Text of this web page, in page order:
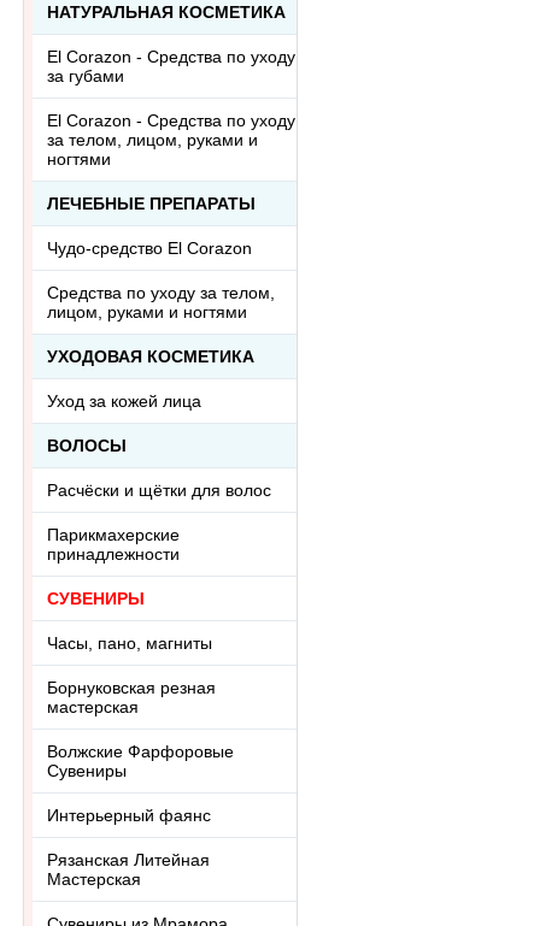
НАТУРАЛЬНАЯ КОСМЕТИКА
El Corazon - Средства по уходу
за губами
El Corazon - Средства по уходу
за телом, лицом, руками и
ногтями
ЛЕЧЕБНЫЕ ПРЕПАРАТЫ
Чудо-средство El Corazon
Средства по уходу за телом,
лицом, руками и ногтями
УХОДОВАЯ КОСМЕТИКА
Уход за кожей лица
ВОЛОСЫ
Расчёски и щётки для волос
Парикмахерские
принадлежности
СУВЕНИРЫ
Часы, пано, магниты
Борнуковская резная
мастерская
Волжские Фарфоровые
Сувениры
Интерьерный фаянс
Рязанская Литейная
Мастерская